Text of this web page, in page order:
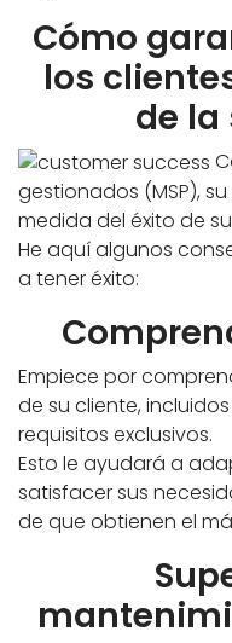
Cómo
los
de la
gestionados (MSP),
medida del éxito de
He aquí algunos
a tener éxito:
Empiece por
de su cliente,
requisitos exclusivos.
Esto le ayudará a
satisfacer sus
de que obtienen el